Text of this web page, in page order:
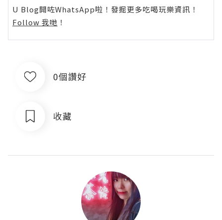
U Blog開咗WhatsApp啦！發掘更多吃喝玩樂資訊！
Follow 我哋 ！
0個讚好
收藏